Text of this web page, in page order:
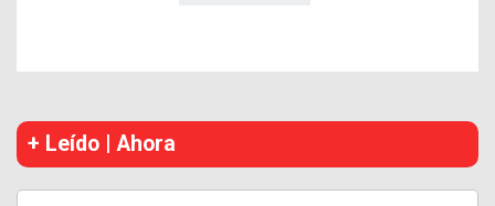
+ Leído | Ahora